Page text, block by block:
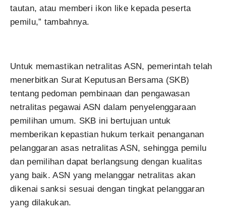
tautan, atau memberi ikon like kepada peserta
pemilu,” tambahnya.
Untuk memastikan netralitas ASN, pemerintah telah
menerbitkan Surat Keputusan Bersama (SKB)
tentang pedoman pembinaan dan pengawasan
netralitas pegawai ASN dalam penyelenggaraan
pemilihan umum. SKB ini bertujuan untuk
memberikan kepastian hukum terkait penanganan
pelanggaran asas netralitas ASN, sehingga pemilu
dan pemilihan dapat berlangsung dengan kualitas
yang baik. ASN yang melanggar netralitas akan
dikenai sanksi sesuai dengan tingkat pelanggaran
yang dilakukan.